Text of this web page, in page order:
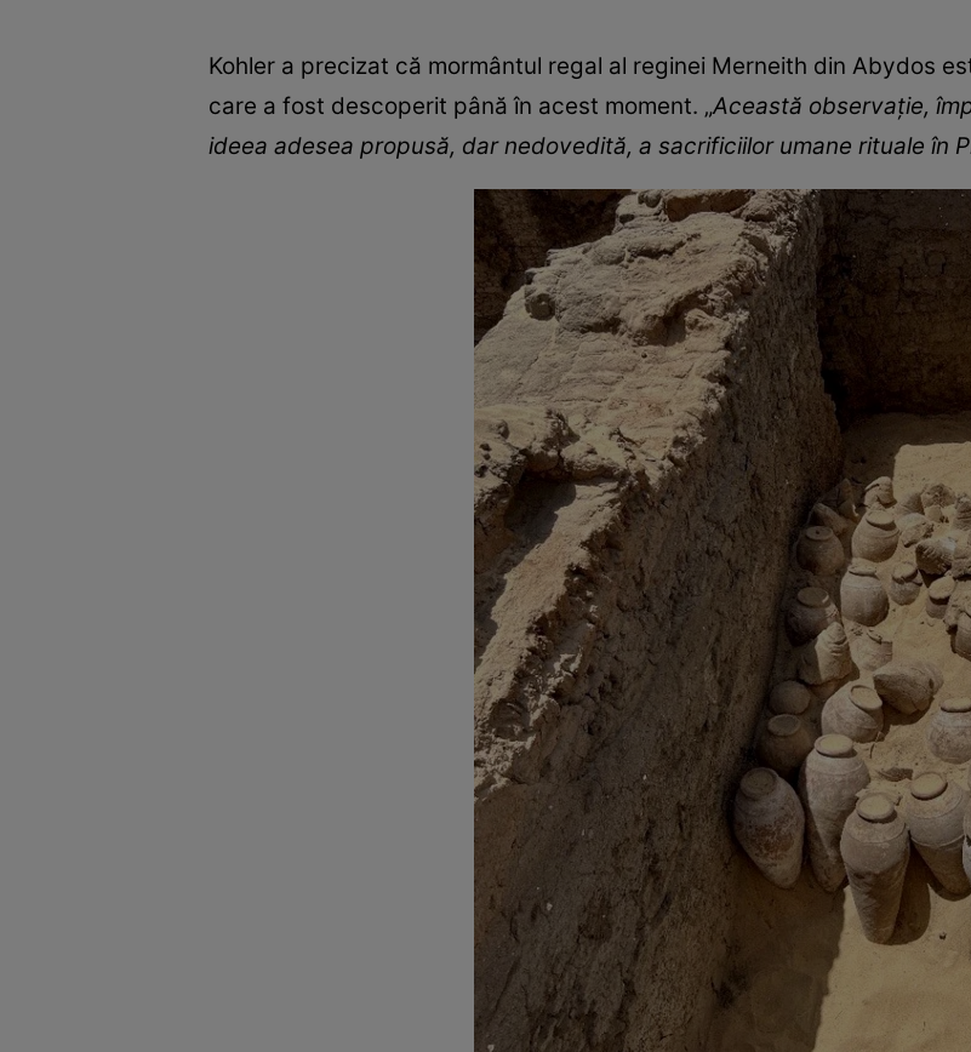
Kohler a precizat că mormântul regal al reginei Merneith din Abydos
care a fost descoperit până în acest moment. „Această observaţie,
ideea adesea propusă, dar nedovedită, a sacrificiilor umane rituale în